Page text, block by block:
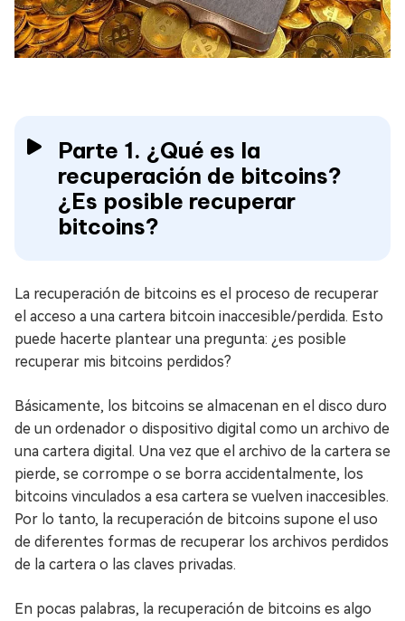
Parte 1. ¿Qué es la
recuperación de bitcoins?
¿Es posible recuperar
bitcoins?
La recuperación de bitcoins es el proceso de recuperar
el acceso a una cartera bitcoin inaccesible/perdida. Esto
puede hacerte plantear una pregunta: ¿es posible
recuperar mis bitcoins perdidos?
Básicamente, los bitcoins se almacenan en el disco duro
de un ordenador o dispositivo digital como un archivo de
una cartera digital. Una vez que el archivo de la cartera se
pierde, se corrompe o se borra accidentalmente, los
bitcoins vinculados a esa cartera se vuelven inaccesibles.
Por lo tanto, la recuperación de bitcoins supone el uso
de diferentes formas de recuperar los archivos perdidos
de la cartera o las claves privadas.
En pocas palabras, la recuperación de bitcoins es algo